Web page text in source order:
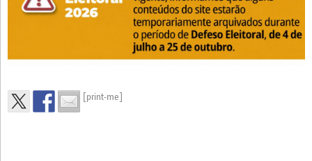
[print-me]